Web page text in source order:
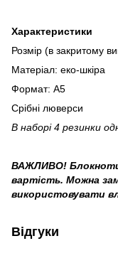
Характеристики
Розмір (в закритому
Матеріал: еко-шкіра
Формат: А5
Срібні люверси
В наборі 4 резинки
ВАЖЛИВО! Блокноти
вартість. Можна
використовувати
Відгуки